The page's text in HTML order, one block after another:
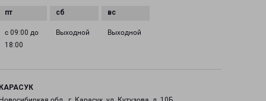
с 09:00 до
18:00
Выходной Выходной